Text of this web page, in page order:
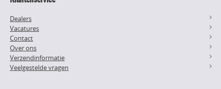
Dealers
Vacatures
Contact
Over ons
Verzendinformatie
Veelgestelde vragen